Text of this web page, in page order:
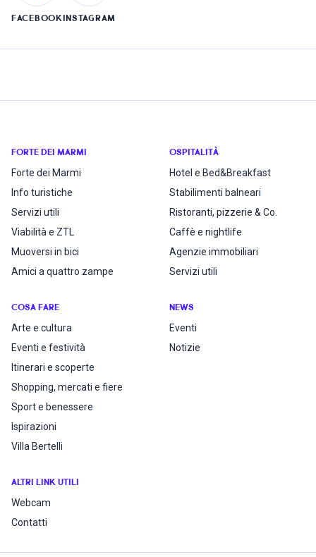
FACEBOOKINSTAGRAM
FORTE DEI MARMI
Forte dei Marmi
Info turistiche
Servizi utili
Viabilità e ZTL
Muoversi in bici
Amici a quattro zampe
OSPITALITÀ
Hotel e Bed&Breakfast
Stabilimenti balneari
Ristoranti, pizzerie & Co.
Caffè e nightlife
Agenzie immobiliari
Servizi utili
COSA FARE
Arte e cultura
Eventi e festività
Itinerari e scoperte
Shopping, mercati e fiere
Sport e benessere
Ispirazioni
Villa Bertelli
NEWS
Eventi
Notizie
ALTRI LINK UTILI
Webcam
Contatti